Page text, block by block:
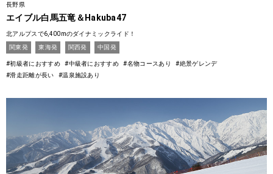
長野県
エイブル白馬五竜＆Hakuba47
北アルプスで6,400mのダイナミックライド！
関東発
東海発 関西発 中国発
#初級者におすすめ #中級者におすすめ #名物コースあり
#絶景ゲレンデ
#滑走距離が長い
#温泉施設あり